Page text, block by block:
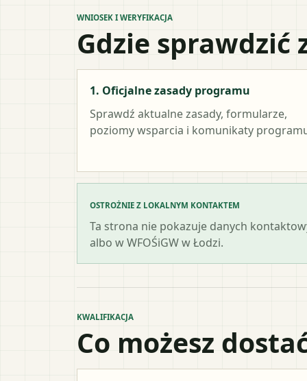
WNIOSEK I WERYFIKACJA
Gdzie sprawdzić
1. Oficjalne zasady programu
Sprawdź aktualne zasady, formularze,
poziomy wsparcia i komunikaty
OSTROŻNIE Z LOKALNYM KONTAKTEM
Ta strona nie pokazuje danych
albo w WFOŚiGW w Łodzi.
KWALIFIKACJA
Co możesz